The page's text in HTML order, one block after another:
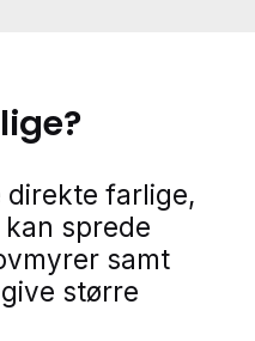
direkte farlige,
sprede
samt
større